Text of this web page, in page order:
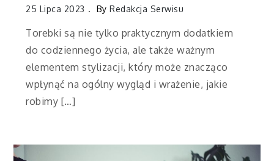
25 Lipca 2023 ByRedakcja Serwisu
Torebki są nie tylko praktycznym dodatkiem
do codziennego życia, ale także ważnym
elementem stylizacji, który może znacząco
wpłynąć na ogólny wygląd i wrażenie, jakie
robimy […]